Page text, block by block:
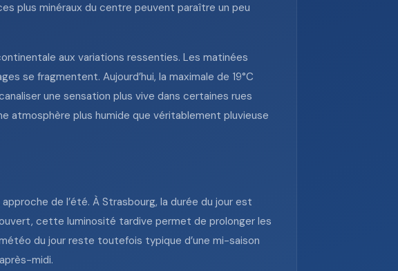
plus minéraux du centre peuvent paraître un peu
aux variations ressenties. Les matinées
se fragmentent. Aujourd’hui, la maximale de 19°C
une sensation plus vive dans certaines rues
atmosphère plus humide que véritablement pluvieuse
de l’été. À Strasbourg, la durée du jour est
cette luminosité tardive permet de prolonger les
du jour reste toutefois typique d’une mi-saison
midi.